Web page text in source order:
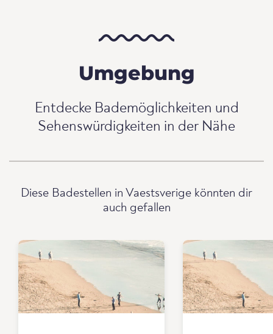
Umgebung
Entdecke Bademöglichkeiten und
Sehenswürdigkeiten in der Nähe
Diese Badestellen in Vaestsverige könnten dir
auch gefallen